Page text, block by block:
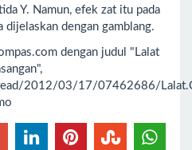
Y. Namun, efek zat itu pada
dijelaskan dengan gamblang.
dengan judul "Lalat
2012/03/17/07462686/